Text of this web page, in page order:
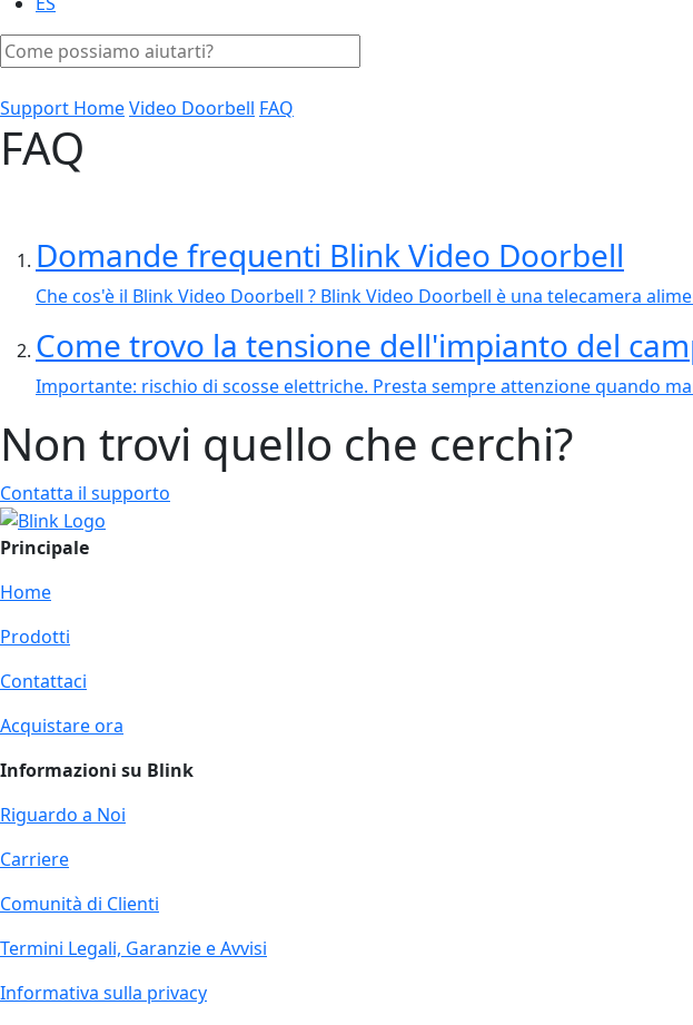
Support HomeVideo Doorbell FAQ
FAQ
Domande frequenti Blink Video Doorbell
Che cos'è il Blink Video Doorbell ? Blink Video Doorbell è una telecamera
Come trovo la tensione dell'impianto del
Importante: rischio di scosse elettriche. Presta sempre attenzione quando
Non trovi quello che cerchi?
Contatta il supporto
Principale
Home
Prodotti
Contattaci
Acquistare ora
Informazioni su Blink
Riguardo a Noi
Carriere
Comunità di Clienti
Termini Legali, Garanzie e Avvisi
Informativa sulla privacy